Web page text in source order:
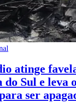
atinge
do Sul e leva
ser